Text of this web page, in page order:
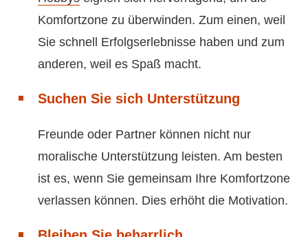
Komfortzone zu überwinden. Zum einen, weil
Sie schnell Erfolgserlebnisse haben und zum
anderen, weil es Spaß macht.
Suchen Sie sich Unterstützung
Freunde oder Partner können nicht nur
moralische Unterstützung leisten. Am besten
ist es, wenn Sie gemeinsam Ihre Komfortzone
verlassen können. Dies erhöht die Motivation.